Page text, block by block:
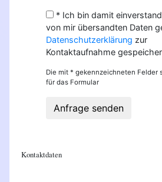
* Ich bin damit
von mir übersandten Daten
Datenschutzerklärung zur
Kontaktaufnahme
Die mit * gekennzeichneten Felder
für das Formular
Anfrage senden
Kontaktdaten